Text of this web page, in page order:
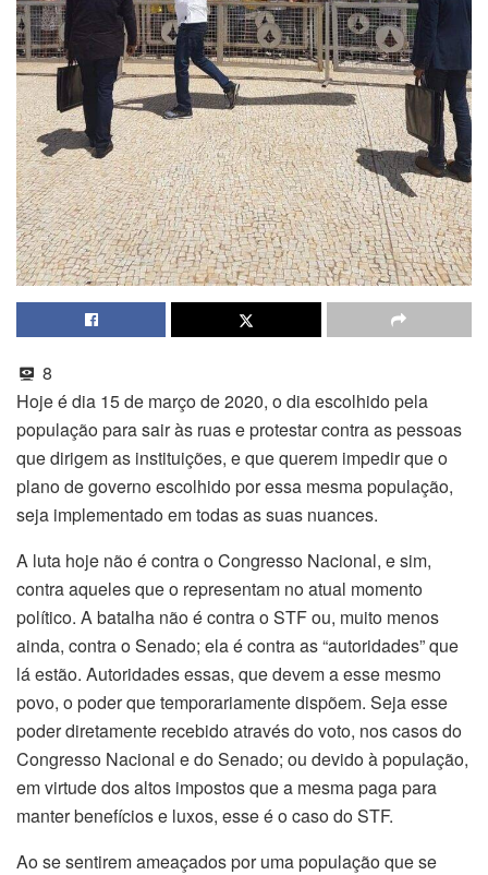
8
Hoje é dia 15 de março de 2020, o dia escolhido pela
população para sair às ruas e protestar contra as pessoas
que dirigem as instituições, e que querem impedir que o
plano de governo escolhido por essa mesma população,
seja implementado em todas as suas nuances.
A luta hoje não é contra o Congresso Nacional, e sim,
contra aqueles que o representam no atual momento
político. A batalha não é contra o STF ou, muito menos
ainda, contra o Senado; ela é contra as “autoridades” que
lá estão. Autoridades essas, que devem a esse mesmo
povo, o poder que temporariamente dispõem. Seja esse
poder diretamente recebido através do voto, nos casos do
Congresso Nacional e do Senado; ou devido à população,
em virtude dos altos impostos que a mesma paga para
manter benefícios e luxos, esse é o caso do STF.
Ao se sentirem ameaçados por uma população que se